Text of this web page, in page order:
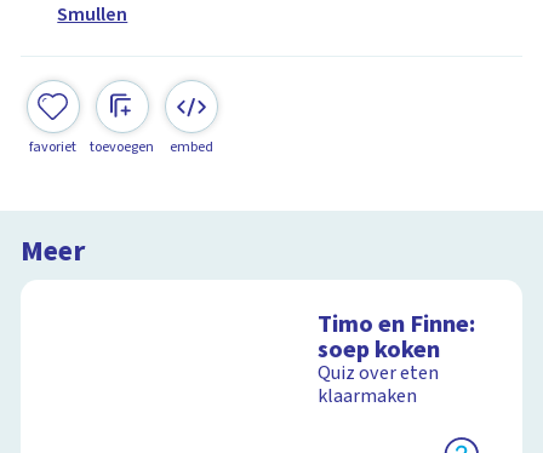
Smullen
favoriet toevoegen embed
Meer
Timo en Finne:
soep koken
Quiz over eten
klaarmaken